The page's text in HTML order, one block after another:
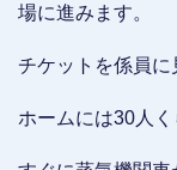
場に進みます。
チケットを係員に
ホームには30人く